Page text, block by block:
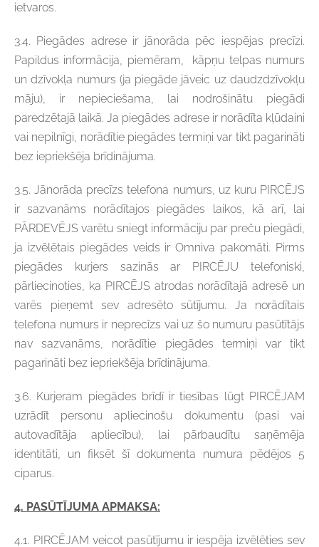
ietvaros.
3.4. Piegādes adrese ir jānorāda pēc iespējas precīzi.
Papildus informācija, piemēram, kāpņu telpas numurs
un dzīvokļa numurs (ja piegāde jāveic uz daudzdzīvokļu
māju), ir nepieciešama, lai nodrošinātu piegādi
paredzētajā laikā. Ja piegādes adrese ir norādīta kļūdaini
vai nepilnīgi, norādītie piegādes termiņi var tikt pagarināti
bez iepriekšēja brīdinājuma.
3.5. Jānorāda precīzs telefona numurs, uz kuru PIRCĒJS
ir sazvanāms norādītajos piegādes laikos, kā arī, lai
PĀRDEVĒJS varētu sniegt informāciju par preču piegādi,
ja izvēlētais piegādes veids ir Omniva pakomāti. Pirms
piegādes kurjers sazinās ar PIRCĒJU telefoniski,
pārliecinoties, ka PIRCĒJS atrodas norādītajā adresē un
varēs pieņemt sev adresēto sūtījumu. Ja norādītais
telefona numurs ir neprecīzs vai uz šo numuru pasūtītājs
nav sazvanāms, norādītie piegādes termiņi var tikt
pagarināti bez iepriekšēja brīdinājuma.
3.6. Kurjeram piegādes brīdī ir tiesības lūgt PIRCĒJAM
uzrādīt personu apliecinošu dokumentu (pasi vai
autovadītāja apliecību), lai pārbaudītu saņēmēja
identitāti, un fiksēt šī dokumenta numura pēdējos 5
ciparus.
4. PASŪTĪJUMA APMAKSA:
4.1. PIRCĒJAM veicot pasūtījumu ir iespēja izvēlēties sev